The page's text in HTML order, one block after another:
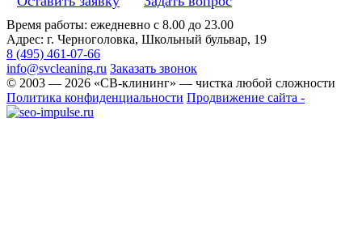
Время работы: ежедневно с 8.00 до 23.00
Адрес: г. Черноголовка, Школьный бульвар, 19
8 (495) 461-07-66
info@svcleaning.ru Заказать звонок
© 2003 — 2026 «СВ-клининг» — чистка любой сложности
Политика конфиденциальности Продвижение сайта -